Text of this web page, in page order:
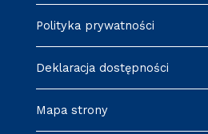
Polityka prywatności
Deklaracja dostępności
Mapa strony